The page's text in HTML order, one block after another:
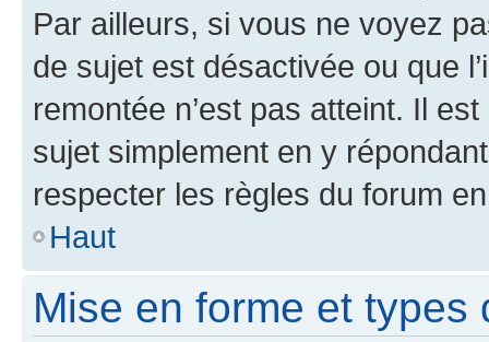
Par ailleurs, si vous ne voyez
de sujet est désactivée ou que
remontée n’est pas atteint. Il
sujet simplement en y
respecter les règles du forum
Haut
Mise en forme et types